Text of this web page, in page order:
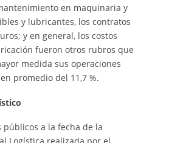
en maquinaria y
y lubricantes, los contratos
y en general, los costos
fueron otros rubros que
medida sus operaciones
promedio del 11,7 %.
públicos a la fecha de la